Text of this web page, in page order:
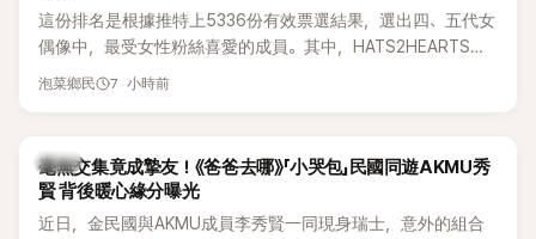
這份排名是根據推特上5336份有效票選結果，選出四、五代女
偶像中，最受女性粉絲喜愛的成員。其中，HATS2HEARTS成
員包攬了前三名，展現了她們在女性社群中的高人氣。
泡菜鄉民 7 小時前
韓星
毫無交集竟成摯友！《爸爸去哪》「小哭包」民國同遊AKMU秀
賢 背後暖心緣分曝光
近日，金民國與AKMU成員李秀賢一同現身瑞士，意外的組合